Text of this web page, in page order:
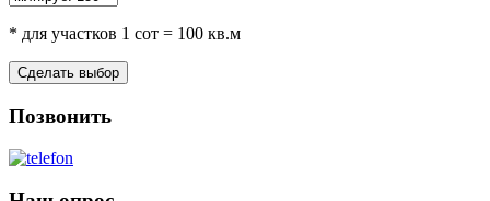
* для участков 1 сот = 100 кв.м
Позвонить